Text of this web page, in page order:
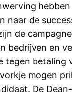
naar de
de
bedrijven en
tegen betaling
mogen
De